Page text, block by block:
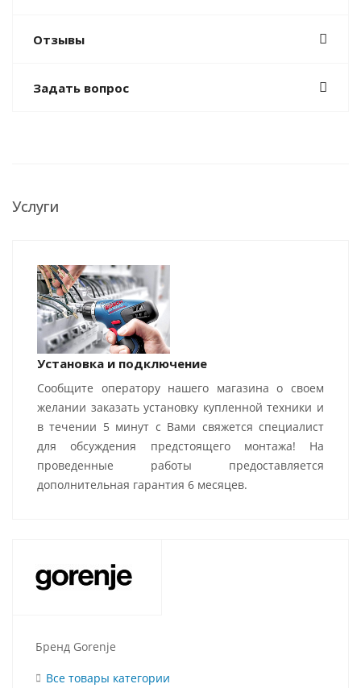
Отзывы
Задать вопрос
Услуги
Установка и подключение
Сообщите оператору нашего магазина о своем
желании заказать установку купленной техники и
в течении 5 минут с Вами свяжется специалист
для обсуждения предстоящего монтажа! На
проведенные работы предоставляется
дополнительная гарантия 6 месяцев.
Бренд Gorenje
Все товары категории